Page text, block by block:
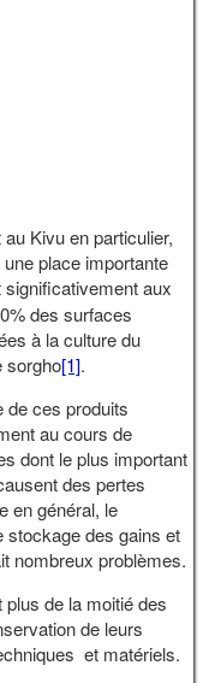
Kivu en particulier,
place importante
significativement aux
des surfaces
à la culture du
sorgho[1].
de ces produits
au cours de
dont le plus important
des pertes
en général, le
stockage des gains et
nombreux problèmes.
de la moitié des
de leurs
et matériels.